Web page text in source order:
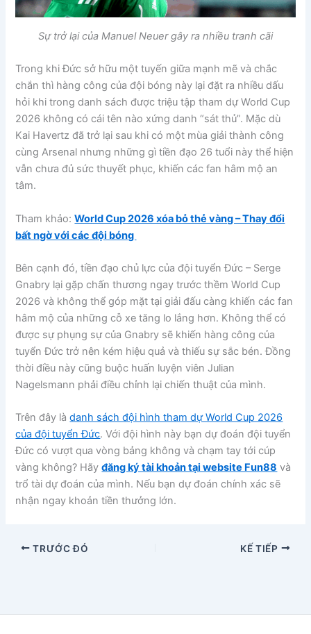
Sự trở lại của Manuel Neuer gây ra nhiều tranh cãi
Trong khi Đức sở hữu một tuyến giữa mạnh mẽ và chắc
chắn thì hàng công của đội bóng này lại đặt ra nhiều dấu
hỏi khi trong danh sách được triệu tập tham dự World Cup
2026 không có cái tên nào xứng danh “sát thủ”. Mặc dù
Kai Havertz đã trở lại sau khi có một mùa giải thành công
cùng Arsenal nhưng những gì tiền đạo 26 tuổi này thể hiện
vẫn chưa đủ sức thuyết phục, khiến các fan hâm mộ an
tâm.
Tham khảo:World Cup 2026 xóa bỏ thẻ vàng – Thay đổi
bất ngờ với các đội bóng
Bên cạnh đó, tiền đạo chủ lực của đội tuyển Đức – Serge
Gnabry lại gặp chấn thương ngay trước thềm World Cup
2026 và không thể góp mặt tại giải đấu càng khiến các fan
hâm mộ của những cỗ xe tăng lo lắng hơn. Không thể có
được sự phụng sự của Gnabry sẽ khiến hàng công của
tuyển Đức trở nên kém hiệu quả và thiếu sự sắc bén. Đồng
thời điều này cũng buộc huấn luyện viên Julian
Nagelsmann phải điều chỉnh lại chiến thuật của mình.
Trên đây làdanh sách đội hình tham dự World Cup 2026
của đội tuyển Đức. Với đội hình này bạn dự đoán đội tuyển
Đức có vượt qua vòng bảng không và chạm tay tới cúp
vàng không? Hãyđăng ký tài khoản tại website Fun88 và
trổ tài dự đoán của mình. Nếu bạn dự đoán chính xác sẽ
nhận ngay khoản tiền thưởng lớn.
TRƯỚC ĐÓ KẾ TIẾP